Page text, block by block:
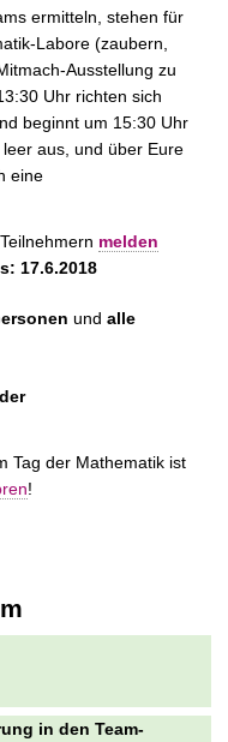
ermitteln, stehen für
Labore (zaubern,
Ausstellung zu
Uhr richten sich
beginnt um 15:30 Uhr
aus, und über Eure
eine
melden
17.6.2018
und alle
Tag der Mathematik ist
!
in den Team-